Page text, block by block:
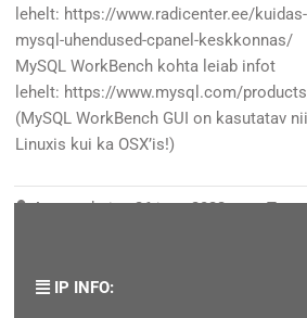
lehelt: https://www.radicenter.ee/
mysql-uhendused-cpanel-keskkonnas/
MySQL WorkBench kohta leiab infot
lehelt: https://www.mysql.com/
(MySQL WorkBench GUI on kasutatav
Linuxis kui ka OSX’is!)
Autoradmin-26 jaan 2022
IP INFO: